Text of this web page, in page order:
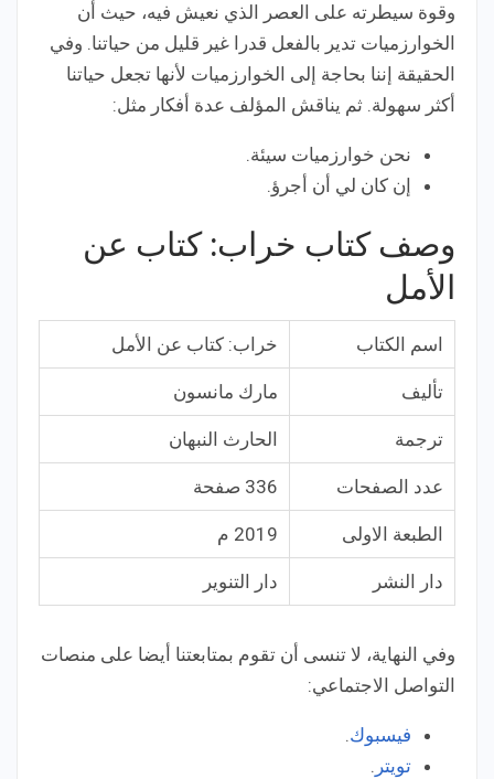
وقوة سيطرته على العصر الذي نعيش فيه، حيث أن
الخوارزميات تدير بالفعل قدرا غير قليل من حياتنا. وفي
الحقيقة إننا بحاجة إلى الخوارزميات لأنها تجعل حياتنا
أكثر سهولة. ثم يناقش المؤلف عدة أفكار مثل:
نحن خوارزميات سيئة.
إن كان لي أن أجرؤ.
وصف كتاب خراب: كتاب عن
الأمل
اسم الكتاب خراب: كتاب عن الأمل
تأليف مارك مانسون
ترجمة الحارث النبهان
عدد الصفحات 336 صفحة
الطبعة الاولى 2019 م
دار النشر دار التنوير
وفي النهاية، لا تنسى أن تقوم بمتابعتنا أيضا على منصات
التواصل الاجتماعي:
فيسبوك.
تويتر .